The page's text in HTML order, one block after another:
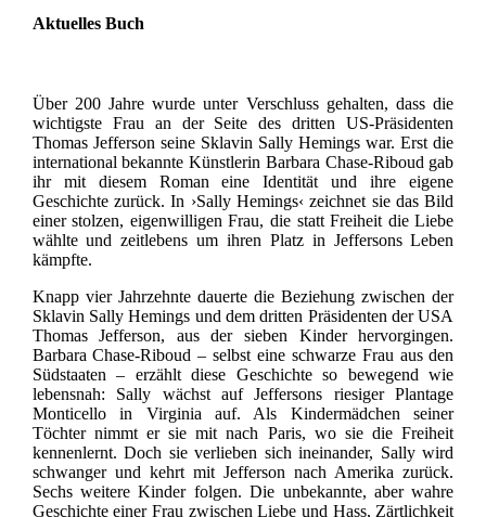
Aktuelles Buch
Über 200 Jahre wurde unter Verschluss gehalten, dass die
wichtigste Frau an der Seite des dritten US-Präsidenten
Thomas Jefferson seine Sklavin Sally Hemings war. Erst die
international bekannte Künstlerin Barbara Chase-Riboud gab
ihr mit diesem Roman eine Identität und ihre eigene
Geschichte zurück. In ›Sally Hemings‹ zeichnet sie das Bild
einer stolzen, eigenwilligen Frau, die statt Freiheit die Liebe
wählte und zeitlebens um ihren Platz in Jeffersons Leben
kämpfte.
Knapp vier Jahrzehnte dauerte die Beziehung zwischen der
Sklavin Sally Hemings und dem dritten Präsidenten der USA
Thomas Jefferson, aus der sieben Kinder hervorgingen.
Barbara Chase-Riboud – selbst eine schwarze Frau aus den
Südstaaten – erzählt diese Geschichte so bewegend wie
lebensnah: Sally wächst auf Jeffersons riesiger Plantage
Monticello in Virginia auf. Als Kindermädchen seiner
Töchter nimmt er sie mit nach Paris, wo sie die Freiheit
kennenlernt. Doch sie verlieben sich ineinander, Sally wird
schwanger und kehrt mit Jefferson nach Amerika zurück.
Sechs weitere Kinder folgen. Die unbekannte, aber wahre
Geschichte einer Frau zwischen Liebe und Hass, Zärtlichkeit